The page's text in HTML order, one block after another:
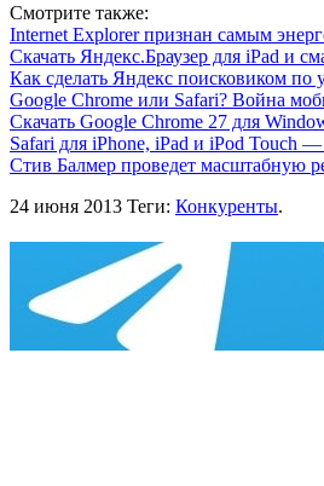
Смотрите также:
Internet Explorer признан самым
Скачать Яндекс.Браузер для iPad и
Как сделать Яндекс поисковиком
Google Chrome или Safari? Война
Скачать Google Chrome 27 для
Safari для iPhone, iPad и iPod Touch —
Стив Балмер проведет масштабную
24 июня 2013 Теги: Конкуренты.